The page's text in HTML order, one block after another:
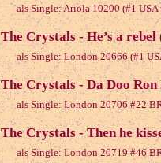
als Single: Ariola 10200 (#1 USA
The Crystals - He’s a rebel
als Single: London 20666 (#1
The Crystals - Da Doo Ron
als Single: London 20706 #22
The Crystals - Then he
als Single: London 20719 #46